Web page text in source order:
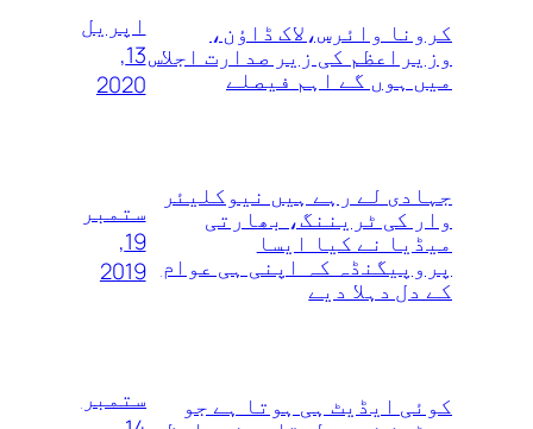
کرونا وائرس،لاک ڈاؤن،
وزیراعظم کی زیر صدارت اجلاس
میں ہوں گے اہم فیصلے
اپریل
13,
2020
جہادی لے رہے ہیں نیوکلیئر
وار کی ٹریننگ، بھارتی
میڈیا نے کیا ایسا
پروپیگنڈہ کہ اپنی ہی عوام
کے دل دہلا دیے
ستمبر
19,
2019
کوئی ایڈیٹ ہی ہوتا ہے جو
ستمبر